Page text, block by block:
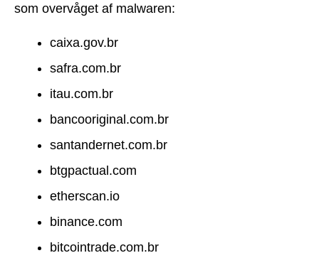
som overvåget af malwaren:
caixa.gov.br
safra.com.br
itau.com.br
bancooriginal.com.br
santandernet.com.br
btgpactual.com
etherscan.io
binance.com
bitcointrade.com.br